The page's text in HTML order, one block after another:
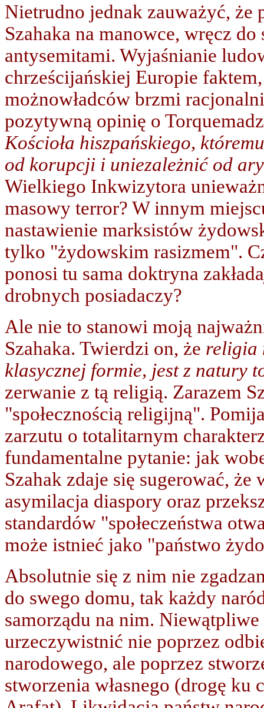
Nietrudno jednak zauważyć, że
Szahaka na manowce, wręcz
antysemitami. Wyjaśnianie
chrześcijańskiej Europie
możnowładców brzmi
pozytywną opinię o
Kościoła hiszpańskiego,
od korupcji i uniezależnić od
Wielkiego Inkwizytora
masowy terror? W innym
nastawienie marksistów
tylko "żydowskim rasizmem".
ponosi tu sama doktryna
drobnych posiadaczy?
Ale nie to stanowi moją
Szahaka. Twierdzi on, że religia
klasycznej formie, jest z natury
zerwanie z tą religią. Zarazem
"społecznością religijną".
zarzutu o totalitarnym
fundamentalne pytanie: jak
Szahak zdaje się sugerować, że
asymilacja diaspory oraz
standardów "społeczeństwa
może istnieć jako "państwo
Absolutnie się z nim nie
do swego domu, tak każdy
samorządu na nim.
urzeczywistnić nie poprzez
narodowego, ale poprzez
stworzenia własnego (drogę ku